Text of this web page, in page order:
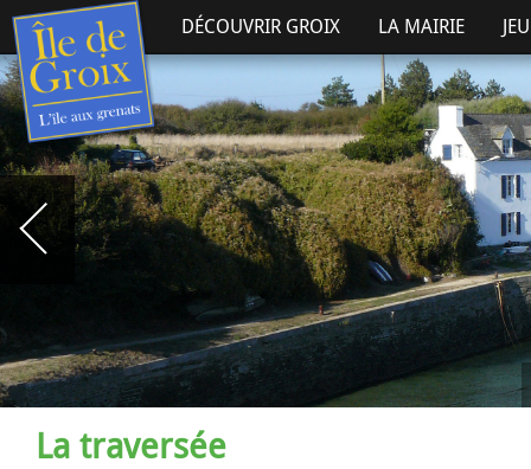
DÉCOUVRIR GROIX LA MAIRIE
La traversée